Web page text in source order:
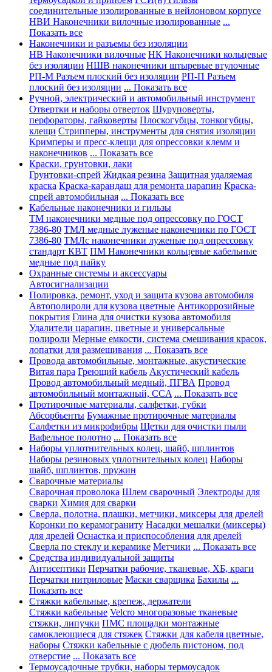
соединительные изолированные в нейлоновом корпусе
НВИ Наконечники вилочные изолированные ...
Показать все
Наконечники и разъемы без изоляции
НВ Наконечники вилочные НК Наконечники кольцевые
без изоляции НШВ наконечники штыревые втулочные
РП-М Разъем плоский без изоляции РП-П Разъем
плоский без изоляции ... Показать все
Ручной, электрический и автомобильный инструмент
Отвертки и наборы отверток Шуруповерты,
перфораторы, гайковерты Плоскогубцы, тонкогубцы,
клещи Стрипперы, инструменты для снятия изоляции
Кримперы и пресс-клещи для опрессовки клемм и
наконечников ... Показать все
Краски, грунтовки, лаки
Грунтовки-спрей Жидкая резина Защитная удаляемая
краска Краска-карандаш для ремонта царапин Краска-
спрей автомобильная ... Показать все
Кабельные наконечники и гильзы
ТМ наконечники медные под опрессовку по ГОСТ
7386-80 ТМЛ медные луженые наконечники по ГОСТ
7386-80 ТМЛс наконечники луженые под опрессовку
стандарт КВТ ПМ Наконечники кольцевые кабельные
медные под пайку
Охранные системы и аксессуары
Автосигнализации
Полировка, ремонт, уход и защита кузова автомобиля
Автополироли для кузова цветные Антикоррозийные
покрытия Глина для очистки кузова автомобиля
Удалители царапин, цветные и универсальные
полироли Мерные емкости, система смешивания красок,
лопатки для размешивания ... Показать все
Провода автомобильные, монтажные, акустические
Витая пара Греющий кабель Акустический кабель
Провод автомобильный медный, ПГВА Провод
автомобильный монтажный, CCA ... Показать все
Протирочные материалы, салфетки, губки
Абсорбьенты Бумажные протирочные материалы
Салфетки из микрофибры Щетки для очистки пыли
Вафельное полотно ... Показать все
Наборы уплотнительных колец, шайб, шплинтов
Наборы резиновых уплотнительных колец Наборы
шайб, шплинтов, пружин
Сварочные материалы
Сварочная проволока Шлем сварочный Электроды для
сварки Химия для сварки
Сверла, полотна, плашки, метчики, миксеры для дрелей
Коронки по керамограниту Насадки мешалки (миксеры)
для дрелей Оснастка и приспособления для дрелей
Сверла по стеклу и керамике Метчики ... Показать все
Средства индивидуальной защиты
Антисептики Перчатки рабочие, тканевые, ХБ, краги
Перчатки нитриловые Маски сварщика Бахилы ...
Показать все
Стяжки кабельные, крепеж, держатели
Стяжки кабельные Velcro многоразовые тканевые
стяжки, липучки ПМС площадки монтажные
самоклеющиеся для стяжек Стяжки для кабеля цветные,
наборы Стяжки кабельные с дюбель пистоном, под
отверстие ... Показать все
Термоусадочные трубки, наборы термоусадок